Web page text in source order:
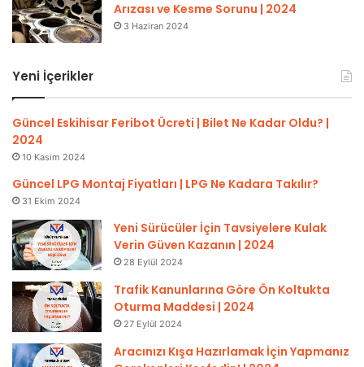
Arızası ve Kesme Sorunu | 2024
3 Haziran 2024
Yeni İçerikler
Güncel Eskihisar Feribot Ücreti | Bilet Ne Kadar Oldu? |
2024
10 Kasım 2024
Güncel LPG Montaj Fiyatları | LPG Ne Kadara Takılır?
31 Ekim 2024
Yeni Sürücüler İçin Tavsiyelere Kulak
Verin Güven Kazanın | 2024
28 Eylül 2024
Trafik Kanunlarına Göre Ön Koltukta
Oturma Maddesi | 2024
27 Eylül 2024
Aracınızı Kışa Hazırlamak İçin Yapmanız